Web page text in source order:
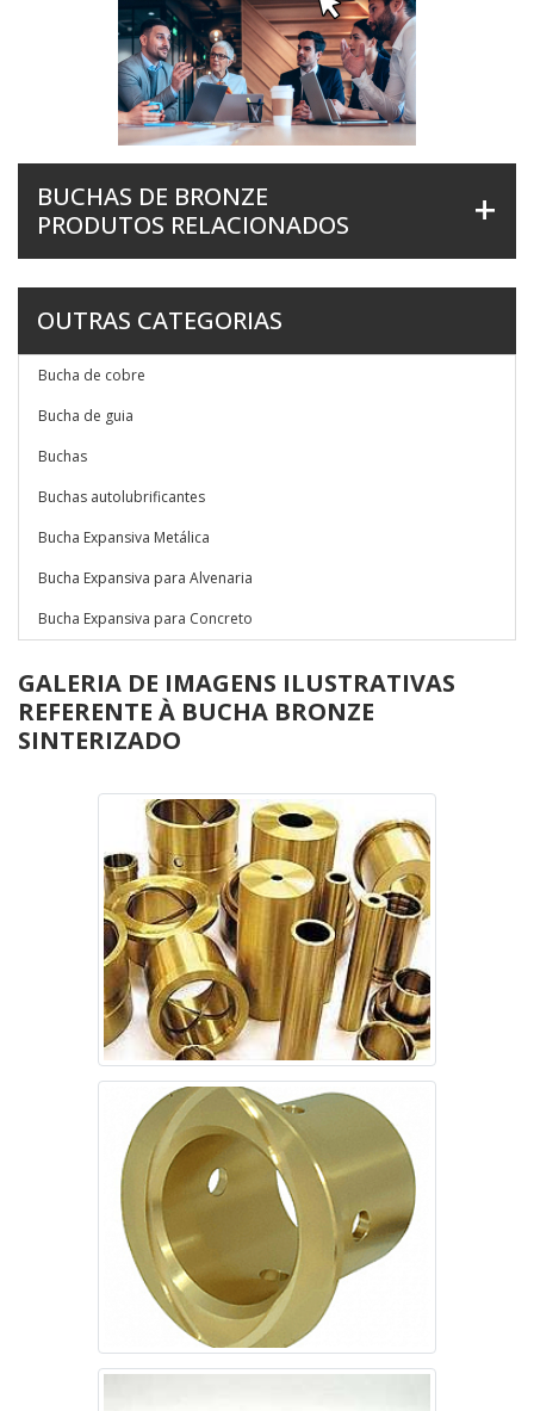
BUCHAS DE BRONZE
PRODUTOS RELACIONADOS
OUTRAS CATEGORIAS
Bucha de cobre
Bucha de guia
Buchas
Buchas autolubrificantes
Bucha Expansiva Metálica
Bucha Expansiva para Alvenaria
Bucha Expansiva para Concreto
GALERIA DE IMAGENS ILUSTRATIVAS
REFERENTE À BUCHA BRONZE
SINTERIZADO